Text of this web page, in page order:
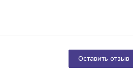
Оставить отзыв